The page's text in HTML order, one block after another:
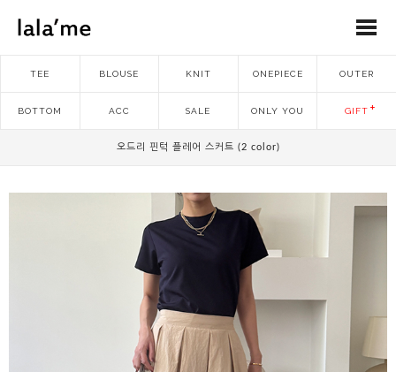
TEE BLOUSE KNIT ONEPIECE OUTER
BOTTOM ACC SALE ONLY YOU GIFT
오드리 핀턱 플레어 스커트 (2 color)